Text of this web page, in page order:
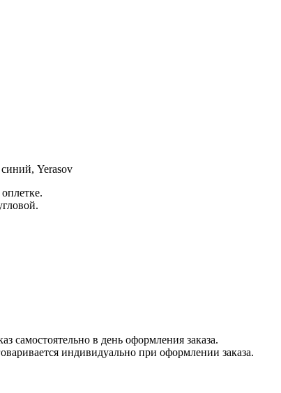
Yerasov
самостоятельно в день оформления заказа.
индивидуально при оформлении заказа.